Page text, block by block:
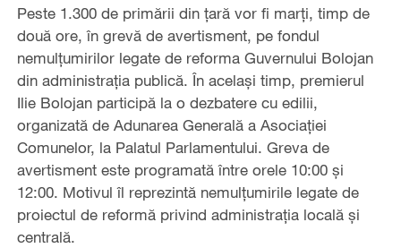
Peste 1.300 de primării din ţară vor fi marţi, timp de
două ore, în grevă de avertisment, pe fondul
nemulţumirilor legate de reforma Guvernului Bolojan
din administrația publică. În același timp, premierul
Ilie Bolojan participă la o dezbatere cu edilii,
organizată de Adunarea Generală a Asociaţiei
Comunelor, la Palatul Parlamentului. Greva de
avertisment este programată între orele 10:00 şi
12:00. Motivul îl reprezintă nemulţumirile legate de
proiectul de reformă privind administraţia locală şi
centrală.